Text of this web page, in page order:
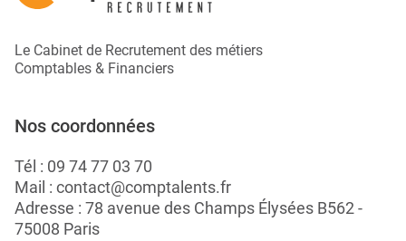
Le Cabinet de Recrutement des métiers
Comptables & Financiers
Nos coordonnées
Tél : 09 74 77 03 70
Mail : contact@comptalents.fr
Adresse : 78 avenue des Champs Élysées B562 -
75008 Paris